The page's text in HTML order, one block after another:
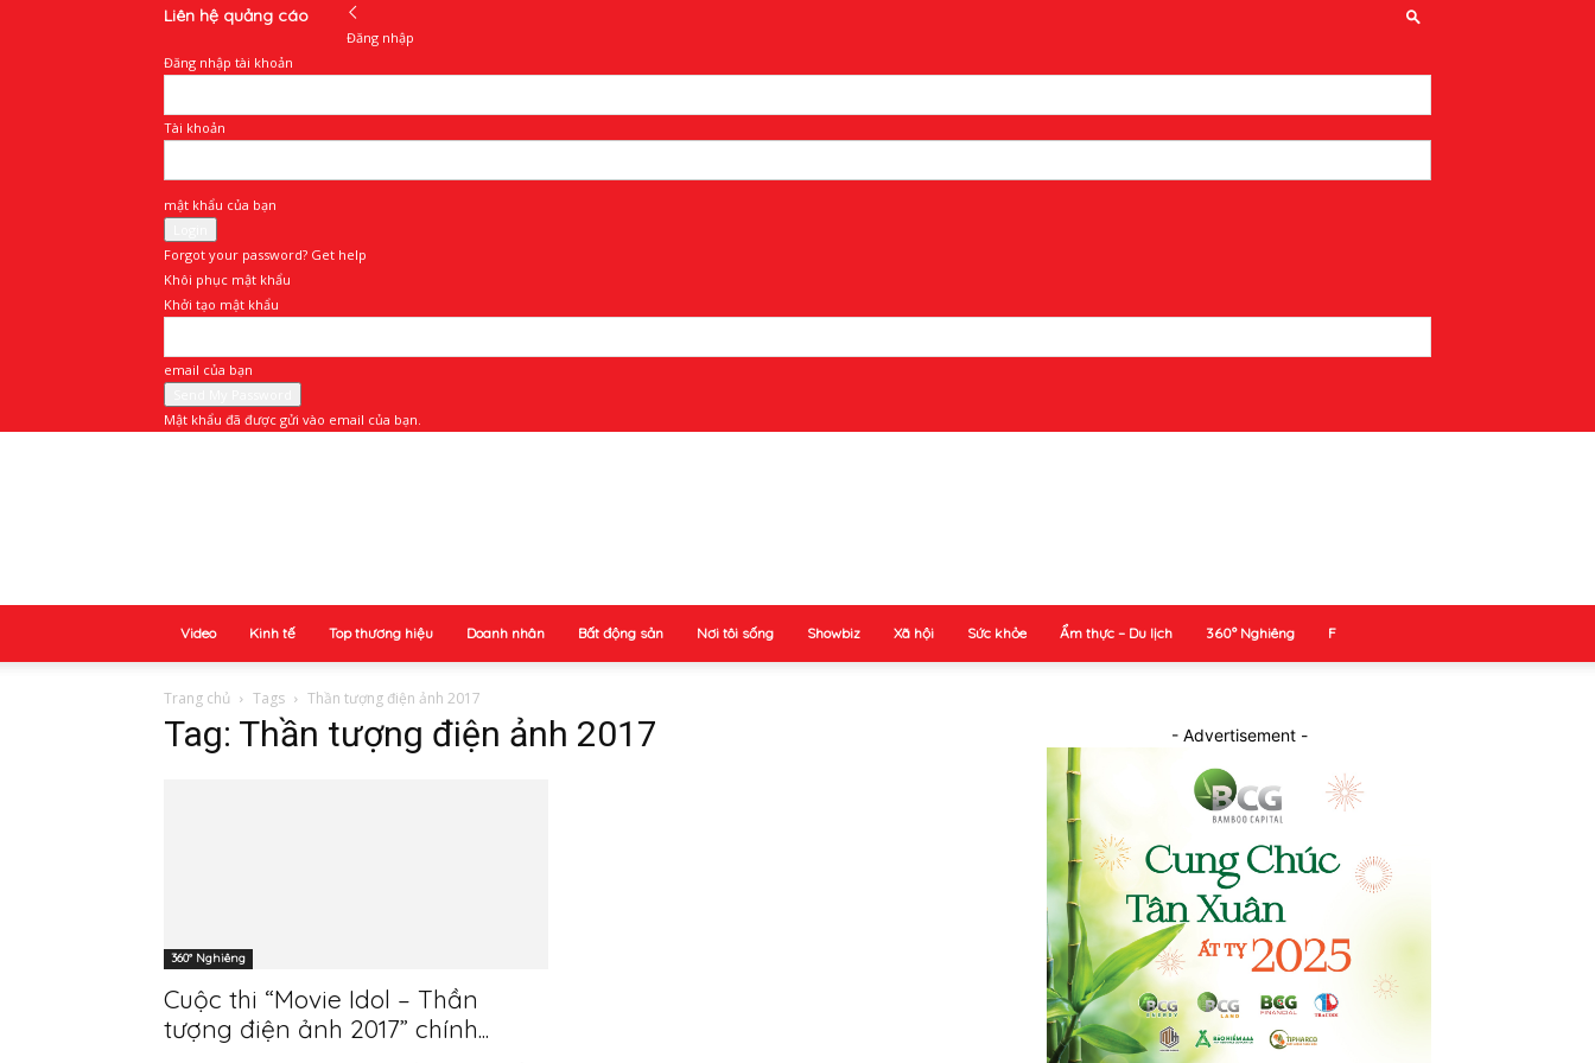
Liên hệ quảng cáo
Đăng nhập
Đăng nhập tài khoản
Tài khoản
mật khẩu của bạn
Forgot your password? Get help
Khôi phục mật khẩu
Khởi tạo mật khẩu
email của bạn
Mật khẩu đã được gửi vào email của bạn.
Video Kinh tế Top thương hiệu Doanh nhân Bất động sản Nơi tôi sống Showbiz Xã hội Sức khỏe Ẩm thực – Du lịch 360° Nghiêng F
Trang chủ Tags Thần tượng điện ảnh 2017
Tag: Thần tượng điện ảnh 2017
360° Nghiêng
Cuộc thi “Movie Idol – Thần
tượng điện ảnh 2017” chính...
- Advertisement -